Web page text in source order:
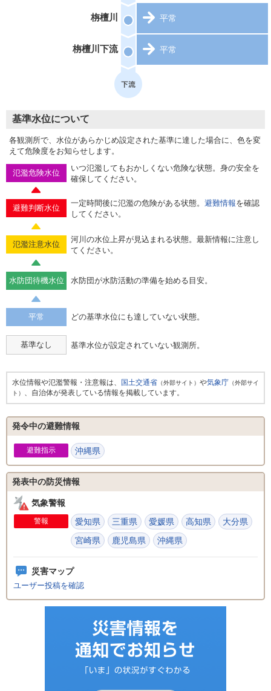
栴檀川 平常
栴檀川下流 平常
基準水位について
各観測所で、水位があらかじめ設定された基準に達した場合に、色を変
えて危険度をお知らせします。
氾濫危険水位
いつ氾濫してもおかしくない危険な状態。身の安全を
確保してください。
避難判断水位
一定時間後に氾濫の危険がある状態。 避難情報を確認
してください。
氾濫注意水位
河川の水位上昇が見込まれる状態。最新情報に注意し
てください。
水防団待機水位 水防団が水防活動の準備を始める目安。
平常 どの基準水位にも達していない状態。
基準なし 基準水位が設定されていない観測所。
水位情報や氾濫警報・注意報は、 国土交通省 （外部サイト） や気象庁 （外部サイ
ト） 、自治体が発表している情報を掲載しています。
発令中の避難情報
避難指示 沖縄県
発表中の防災情報
気象警報
警報 愛知県 三重県 愛媛県 高知県
大分県
宮崎県
鹿児島県 沖縄県
災害マップ
ユーザー投稿を確認